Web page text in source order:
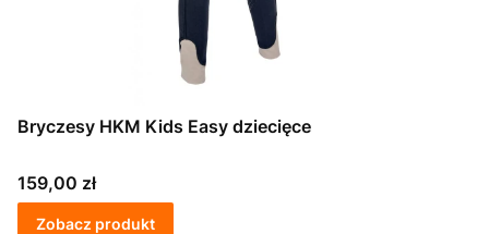
Bryczesy HKM Kids Easy dziecięce
Cena
159,00 zł
Zobacz produkt